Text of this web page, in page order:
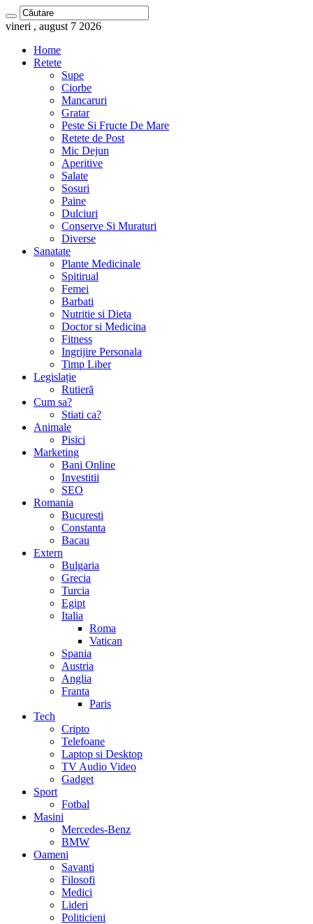
vineri , august 7 2026
Home
Retete
Supe
Ciorbe
Mancaruri
Gratar
Peste Si Fructe De Mare
Retete de Post
Mic Dejun
Aperitive
Salate
Sosuri
Paine
Dulciuri
Conserve Si Muraturi
Diverse
Sanatate
Plante Medicinale
Spitirual
Femei
Barbati
Nutritie si Dieta
Doctor si Medicina
Fitness
Ingrijire Personala
Timp Liber
Legislație
Rutieră
Cum sa?
Stiati ca?
Animale
Pisici
Marketing
Bani Online
Investitii
SEO
Romania
Bucuresti
Constanta
Bacau
Extern
Bulgaria
Grecia
Turcia
Egipt
Italia
Roma
Vatican
Spania
Austria
Anglia
Franta
Paris
Tech
Cripto
Telefoane
Laptop si Desktop
TV Audio Video
Gadget
Sport
Fotbal
Masini
Mercedes-Benz
BMW
Oameni
Savanti
Filosofi
Medici
Lideri
Politicieni